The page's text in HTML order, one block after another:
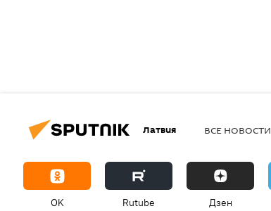
Латвия ВСЕ НОВОСТИ
OK Rutube Дзен